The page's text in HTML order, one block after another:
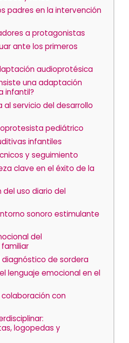
padres en la intervención
a protagonistas
ante los primeros
audioprotésica
una adaptación
infantil?
al servicio del desarrollo
pediátrico
infantiles
y seguimiento
clave en el éxito de la
del uso diario del
sonoro estimulante
del
diagnóstico de sordera
lenguaje emocional en el
con
logopedas y